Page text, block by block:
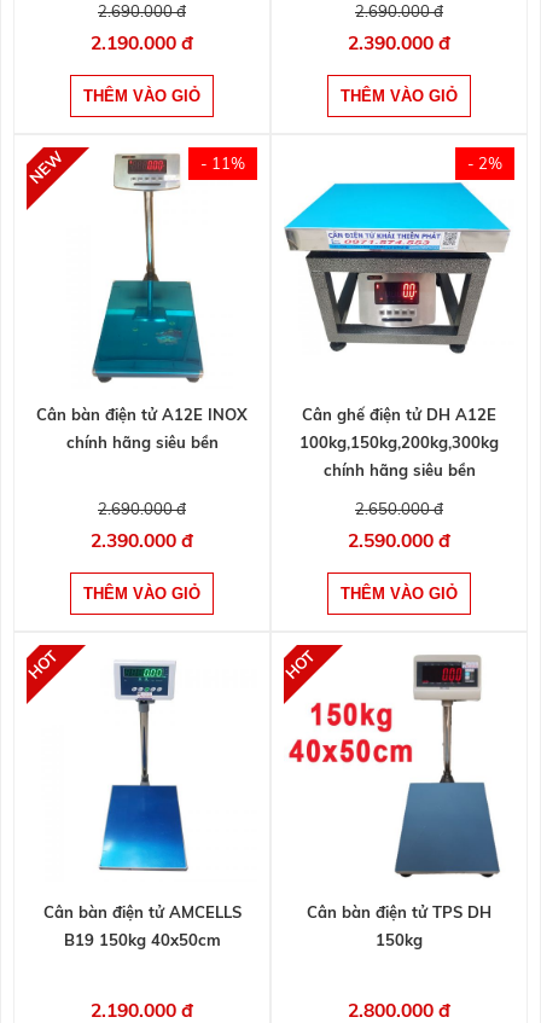
2.690.000 đ
2.190.000 đ
2.690.000 đ
2.390.000 đ
- 11%
Cân bàn điện tử A12E INOX
chính hãng siêu bền
2.690.000 đ
2.390.000 đ
- 2%
Cân ghế điện tử DH A12E
100kg,150kg,200kg,300kg
chính hãng siêu bền
2.650.000 đ
2.590.000 đ
Cân bàn điện tử AMCELLS
B19 150kg 40x50cm
2.190.000 đ
Cân bàn điện tử TPS DH
150kg
2.800.000 đ